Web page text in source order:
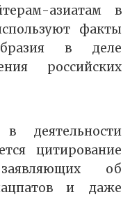
азиатам в
факты
в деле
российских
цитирование
об
и даже